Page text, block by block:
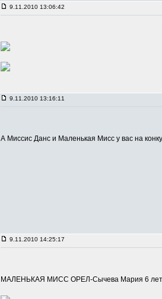
9.11.2010 13:06:42
9.11.2010 13:16:11
А Миссис Данс и Маленькая Мисс у вас на
9.11.2010 14:25:17
МАЛЕНЬКАЯ МИСС ОРЕЛ-Сычева Мария 6